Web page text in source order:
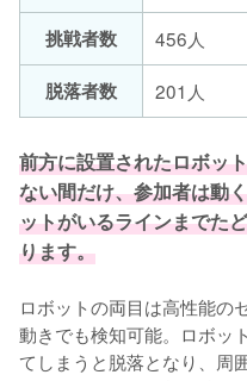
挑戦者数
456人
脱落者数
201人
前方に設置されたロボッ
ない間だけ、参加者は動
ットがいるラインまでた
ります。
ロボットの両目は高性能の
動きでも検知可能。ロボッ
てしまうと脱落となり、周